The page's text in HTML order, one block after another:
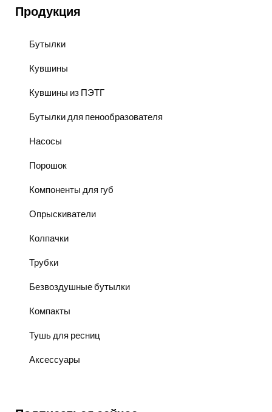
Продукция
Бутылки
Кувшины
Кувшины из ПЭТГ
Бутылки для пенообразователя
Насосы
Порошок
Компоненты для губ
Опрыскиватели
Колпачки
Трубки
Безвоздушные бутылки
Компакты
Тушь для ресниц
Аксессуары